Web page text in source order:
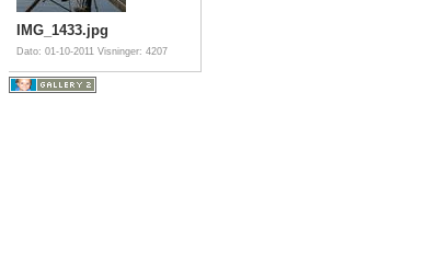
IMG_1433.jpg
Dato: 01-10-2011 Visninger: 4207